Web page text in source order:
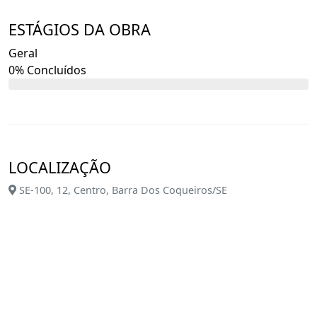
#BARRADOSCOQUEIROS #SUNSET
Venha viver o melhor da vida à beira-mar!
ESTÁGIOS DA OBRA
Geral
0% Concluídos
LOCALIZAÇÃO
SE-100, 12, Centro, Barra Dos Coqueiros/SE